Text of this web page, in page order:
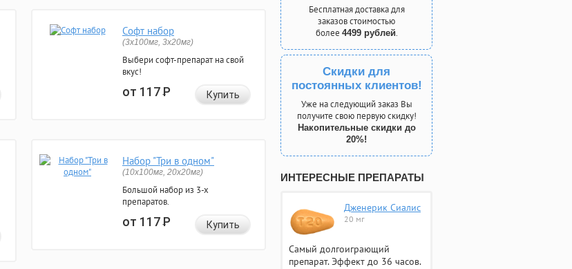
Софт набор
(3x100мг, 3x20мг)
Выбери софт-препарат на свой
вкус!
от 117Р Купить
Набор "Три в одном"
(10x100мг, 20x20мг)
Большой набор из 3-х
препаратов.
от 117Р Купить
Бесплатная доставка для
заказов стоимостью
более 4499 рублей.
Скидки для
постоянных клиентов!
Уже на следующий заказ Вы
получите свою первую скидку!
Накопительные скидки до
20%!
ИНТЕРЕСНЫЕ ПРЕПАРАТЫ
Дженерик Сиалис
20 мг
Самый долгоиграющий
препарат. Эффект до 36 часов.